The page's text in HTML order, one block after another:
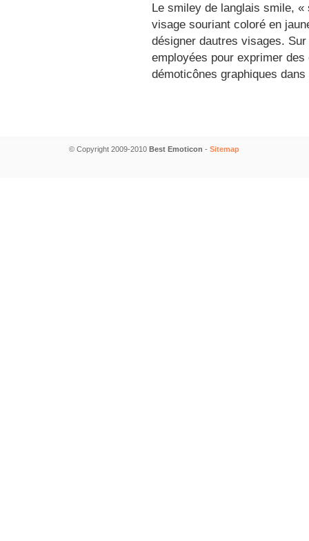
Le smiley de langlais smile,
visage souriant coloré en
désigner dautres visages.
employées pour exprimer
démoticônes graphiques
© Copyright 2009-2010 Best Emoticon - Sitemap